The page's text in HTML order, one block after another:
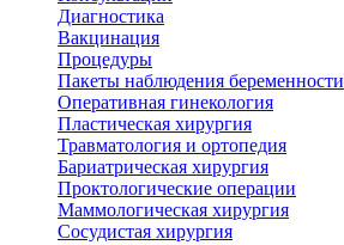
Диагностика
Вакцинация
Процедуры
Пакеты наблюдения беременности
Оперативная гинекология
Пластическая хирургия
Травматология и ортопедия
Бариатрическая хирургия
Проктологические операции
Маммологическая хирургия
Сосудистая хирургия